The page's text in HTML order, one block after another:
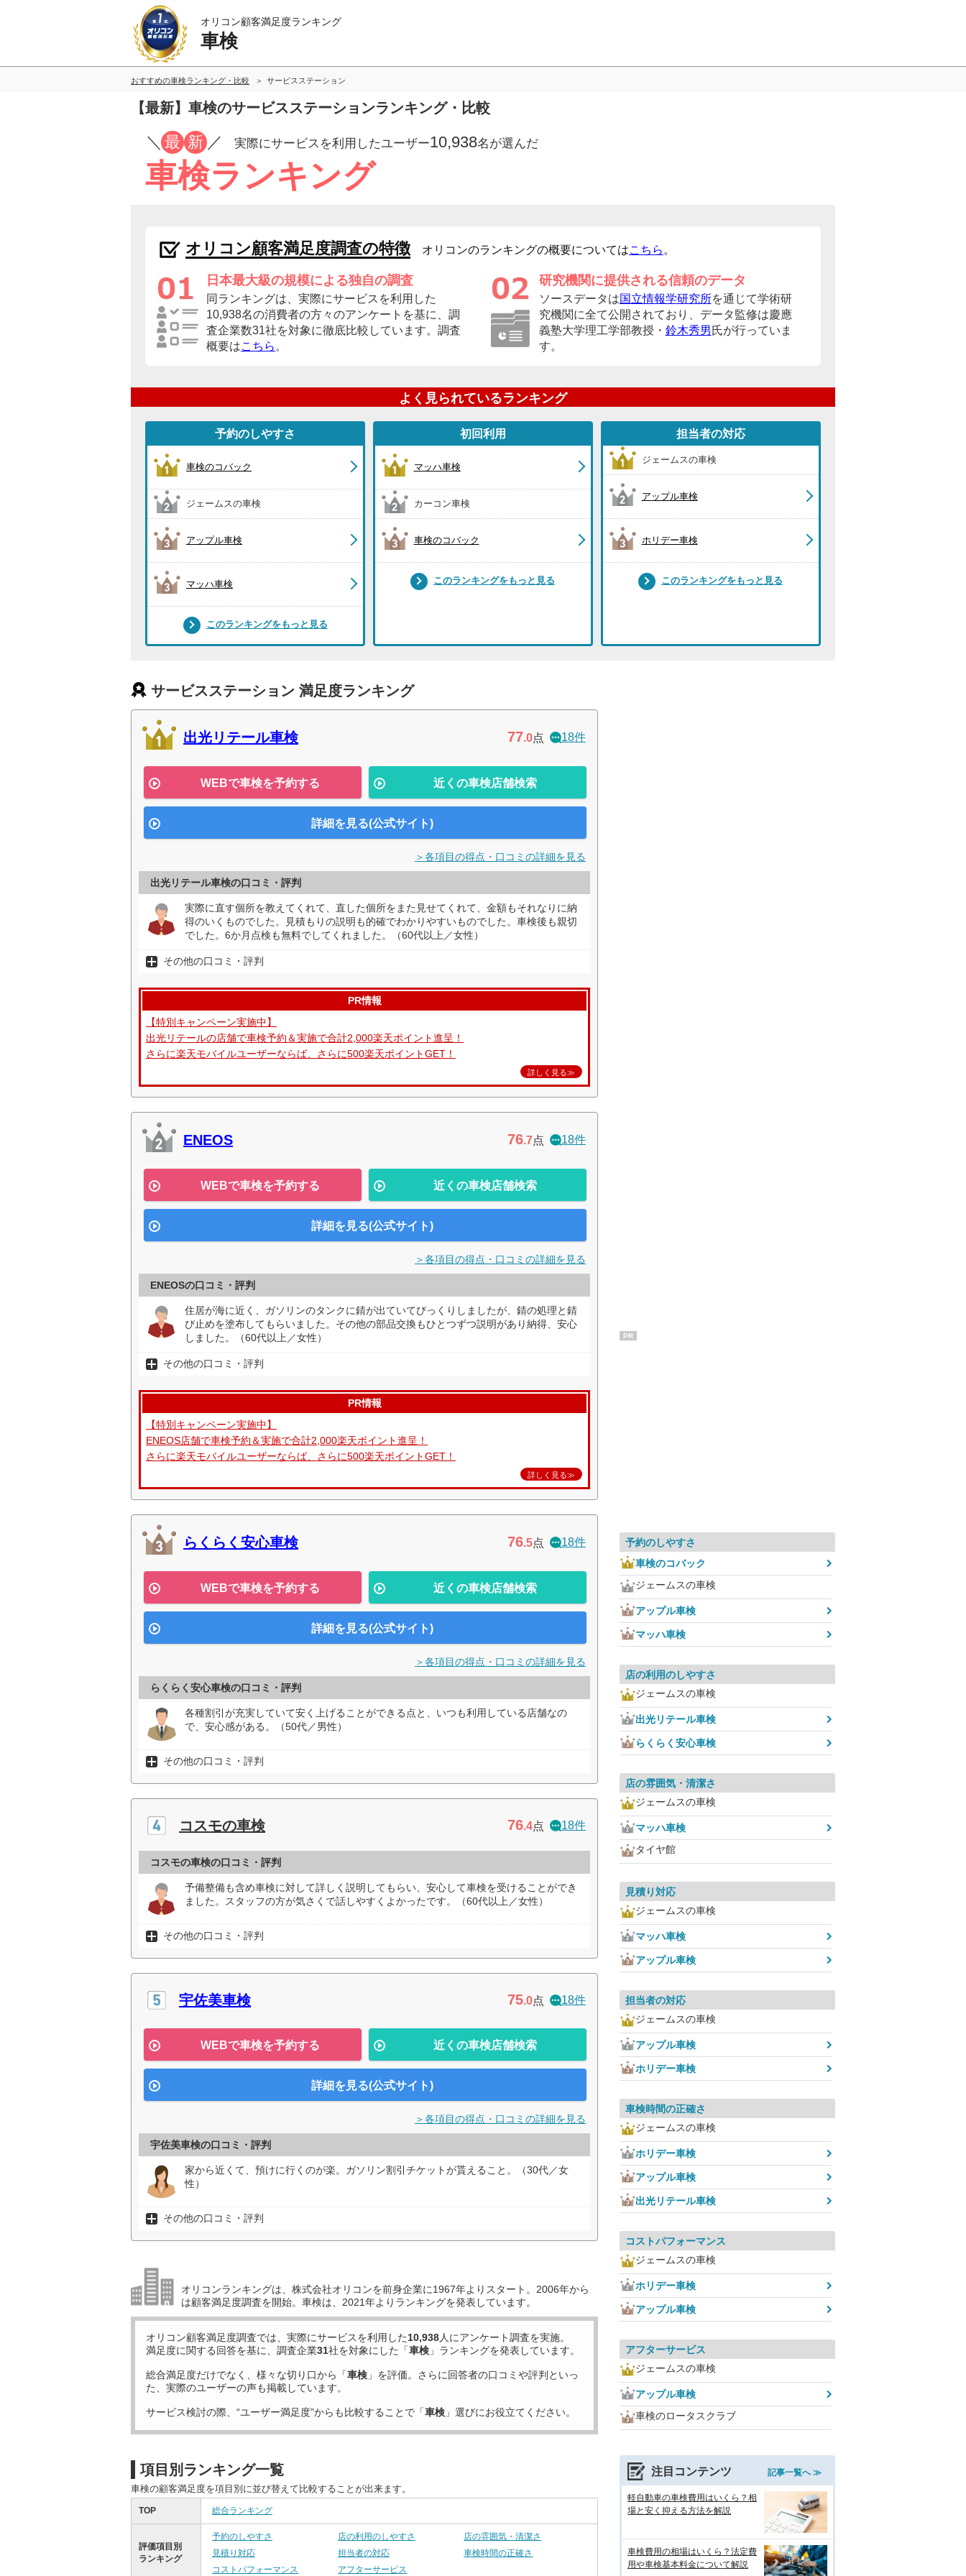
オリコン顧客満足度ランキング
車検
おすすめの車検ランキング・比較 サービスステーション
【最新】車検のサービスステーションランキング・比較
／ 最 新 ／ 実際にサービスを利用したユーザー10,938名が選んだ
車検ランキング
オリコン顧客満足度調査の特徴 オリコンのランキングの概要についてはこちら 。
日本最大級の規模による独自の調査
同ランキングは、実際にサービスを利用した
10,938名の消費者の方々のアンケートを基に、調
査企業数31社を対象に徹底比較しています。調査
概要はこちら 。
研究機関に提供される信頼のデータ
ソースデータは国立情報学研究所を通じて学術研
究機関に全て公開されており、データ監修は慶應
義塾大学理工学部教授・ 鈴木秀男 氏が行っていま
す。
よく見られているランキング
予約のしやすさ
車検のコバック
ジェームスの車検
アップル車検
マッハ車検
このランキングをもっと見る
初回利用
マッハ車検
カーコン車検
車検のコバック
このランキングをもっと見る
担当者の対応
ジェームスの車検
アップル車検
ホリデー車検
このランキングをもっと見る
サービスステーション 満足度ランキング
出光リテール車検 77.0点 18件
WEBで車検を予約する 近くの車検店舗検索
詳細を見る(公式サイト)
＞各項目の得点・口コミの詳細を見る
出光リテール車検の口コミ・評判
実際に直す個所を教えてくれて、直した個所をまた見せてくれて、金額もそれなりに納
得のいくものでした。見積もりの説明も的確でわかりやすいものでした。車検後も親切
でした。6か月点検も無料でしてくれました。（60代以上／女性）
その他の口コミ・評判
PR情報
【特別キャンペーン実施中】
出光リテールの店舗で車検予約＆実施で合計2,000楽天ポイント進呈！
さらに楽天モバイルユーザーならば、さらに500楽天ポイントGET！
詳しく見る≫
ENEOS 76.7点 18件
WEBで車検を予約する 近くの車検店舗検索
詳細を見る(公式サイト)
＞各項目の得点・口コミの詳細を見る
ENEOSの口コミ・評判
住居が海に近く、ガソリンのタンクに錆が出ていてびっくりしましたが、錆の処理と錆
び止めを塗布してもらいました。その他の部品交換もひとつずつ説明があり納得、安心
しました。（60代以上／女性）
その他の口コミ・評判
PR情報
【特別キャンペーン実施中】
ENEOS店舗で車検予約＆実施で合計2,000楽天ポイント進呈！
さらに楽天モバイルユーザーならば、さらに500楽天ポイントGET！
詳しく見る≫
らくらく安心車検 76.5点 18件
WEBで車検を予約する 近くの車検店舗検索
詳細を見る(公式サイト)
＞各項目の得点・口コミの詳細を見る
らくらく安心車検の口コミ・評判
各種割引が充実していて安く上げることができる点と、いつも利用している店舗なの
で、安心感がある。（50代／男性）
その他の口コミ・評判
コスモの車検 76.4点 18件
コスモの車検の口コミ・評判
予備整備も含め車検に対して詳しく説明してもらい、安心して車検を受けることができ
ました。スタッフの方が気さくで話しやすくよかったです。（60代以上／女性）
その他の口コミ・評判
宇佐美車検 75.0点 18件
WEBで車検を予約する 近くの車検店舗検索
詳細を見る(公式サイト)
＞各項目の得点・口コミの詳細を見る
宇佐美車検の口コミ・評判
家から近くて、預けに行くのが楽。ガソリン割引チケットが貰えること。（30代／女
性）
その他の口コミ・評判
オリコンランキングは、株式会社オリコンを前身企業に1967年よりスタート。2006年から
は顧客満足度調査を開始。車検は、2021年よりランキングを発表しています。
オリコン顧客満足度調査では、実際にサービスを利用した10,938人にアンケート調査を実施。
満足度に関する回答を基に、調査企業31社を対象にした「車検 」ランキングを発表しています。
総合満足度だけでなく、様々な切り口から「車検 」を評価。さらに回答者の口コミや評判といっ
た、実際のユーザーの声も掲載しています。
サービス検討の際、“ユーザー満足度”からも比較することで「車検 」選びにお役立てください。
項目別ランキング一覧
車検の顧客満足度を項目別に並び替えて比較することが出来ます。
TOP 総合ランキング
評価項目別
ランキング
予約のしやすさ 店の利用のしやすさ
店の雰囲気・清潔さ
見積り対応
担当者の対応
車検時間の正確さ
コストパフォーマンス
アフターサービス
PR
予約のしやすさ
車検のコバック
ジェームスの車検
アップル車検
マッハ車検
店の利用のしやすさ
ジェームスの車検
出光リテール車検
らくらく安心車検
店の雰囲気・清潔さ
ジェームスの車検
マッハ車検
タイヤ館
見積り対応
ジェームスの車検
マッハ車検
アップル車検
担当者の対応
ジェームスの車検
アップル車検
ホリデー車検
車検時間の正確さ
ジェームスの車検
ホリデー車検
アップル車検
出光リテール車検
コストパフォーマンス
ジェームスの車検
ホリデー車検
アップル車検
アフターサービス
ジェームスの車検
アップル車検
車検のロータスクラブ
注目コンテンツ 記事一覧へ ≫
軽自動車の車検費用はいくら？相
場と安く抑える方法を解説
車検費用の相場はいくら？法定費
用や車検基本料金について解説